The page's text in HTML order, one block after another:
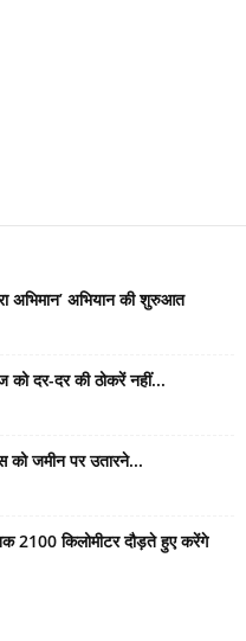
अभिमान’ अभियान की शुरुआत
को दर-दर की ठोकरें नहीं...
को जमीन पर उतारने...
2100 किलोमीटर दौड़ते हुए करेंगे